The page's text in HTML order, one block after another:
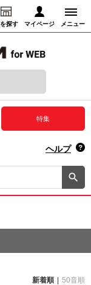
探す マイページ メニュー
録音からさがす
特集
ヘルプ
新着順
50音順